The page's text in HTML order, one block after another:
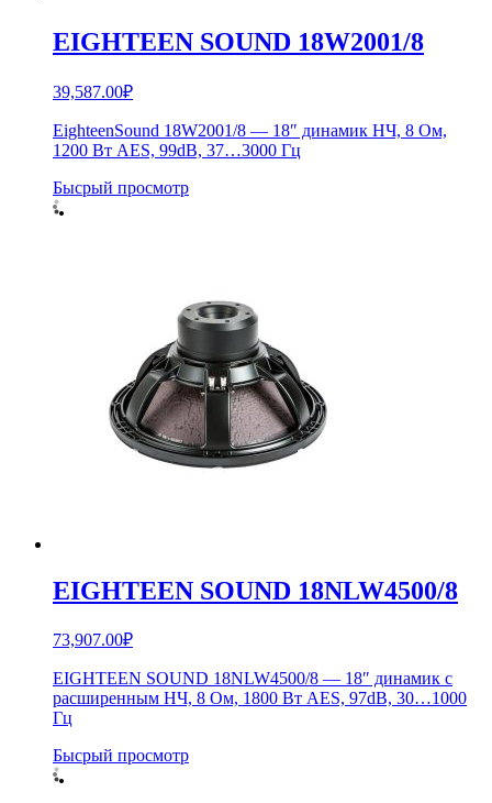
EIGHTEEN SOUND 18W2001/8
39,587.00₽
EighteenSound 18W2001/8 — 18″ динамик НЧ, 8 Ом,
1200 Вт AES, 99dB, 37…3000 Гц
Бысрый просмотр
EIGHTEEN SOUND 18NLW4500/8
73,907.00₽
EIGHTEEN SOUND 18NLW4500/8 — 18″ динамик с
расширенным НЧ, 8 Ом, 1800 Вт AES, 97dB, 30…1000
Гц
Бысрый просмотр